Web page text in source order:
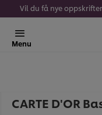
Menu
CARTE D'OR